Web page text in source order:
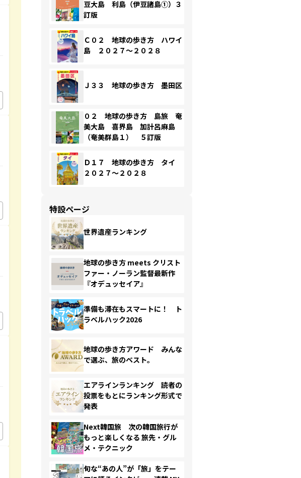
豆大島 利島（伊豆諸島①）３
訂版
Ｃ０２ 地球の歩き方 ハワイ
島 ２０２７～２０２８
Ｊ３３ 地球の歩き方 墨田区
０２ 地球の歩き方 島旅 奄
美大島 喜界島 加計呂麻島
（奄美群島１） ５訂版
Ｄ１７ 地球の歩き方 タイ
２０２７～２０２８
特設ページ
世界遺産ランキング
地球の歩き方 meets クリスト
ファー・ノーラン監督最新作
『オデュッセイア』
準備も滞在もスマートに！ ト
ラベルハック2026
地球の歩き方アワード みんな
で選ぶ、旅のベスト。
エアラインランキング 読者の
投票をもとにランキング形式で
発表
Next韓国旅 次の韓国旅行が
もっと楽しくなる 旅先・グル
メ・テクニック
旬な“あの人”が「旅」をテー